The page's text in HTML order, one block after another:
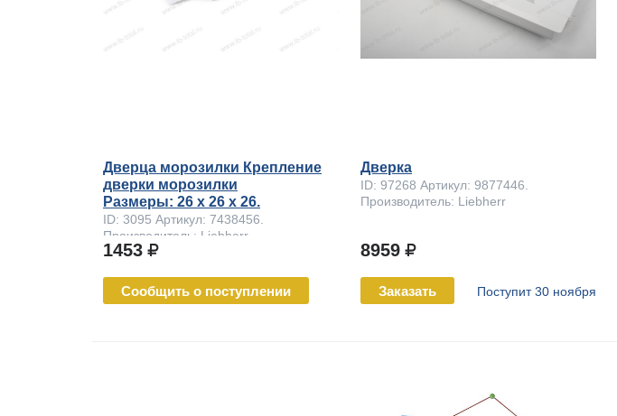
Дверца морозилки Крепление
дверки морозилки
Размеры: 26 x 26 х 26.
ID: 3095 Артикул: 7438456.
Производитель: Liebherr
1453
Сообщить о поступлении
Дверка
ID: 97268 Артикул: 9877446.
Производитель: Liebherr
8959
Заказать Поступит 30 ноября